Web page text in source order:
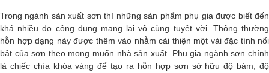
Trong ngành sản xuất sơn thì những sản phẩm phụ gia được biết đến
khá nhiều do công dụng mang lại vô cùng tuyệt vời. Thông thường
hỗn hợp dạng này được thêm vào nhằm cải thiện một vài đặc tính nổi
bật của sơn theo mong muốn nhà sản xuất. Phụ gia ngành sơn chính
là chiếc chìa khóa vàng để tạo ra hỗn hợp sơn sở hữu độ bám, độ